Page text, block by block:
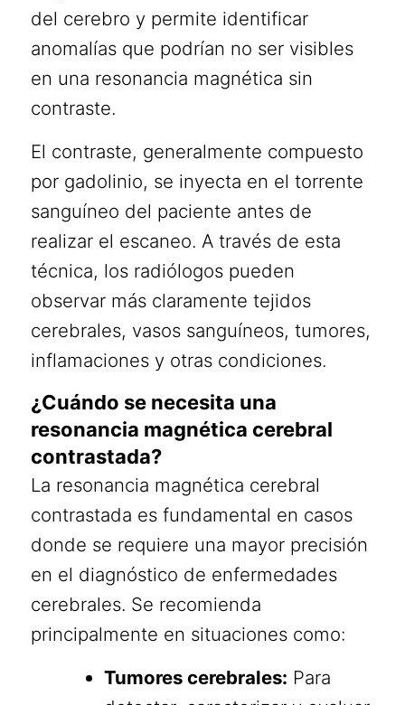
del cerebro y permite identificar
anomalías que podrían no ser visibles
en una resonancia magnética sin
contraste.
El contraste, generalmente compuesto
por gadolinio, se inyecta en el torrente
sanguíneo del paciente antes de
realizar el escaneo. A través de esta
técnica, los radiólogos pueden
observar más claramente tejidos
cerebrales, vasos sanguíneos, tumores,
inflamaciones y otras condiciones.
¿Cuándo se necesita una
resonancia magnética cerebral
contrastada?
La resonancia magnética cerebral
contrastada es fundamental en casos
donde se requiere una mayor precisión
en el diagnóstico de enfermedades
cerebrales. Se recomienda
principalmente en situaciones como:
Tumores cerebrales: Para